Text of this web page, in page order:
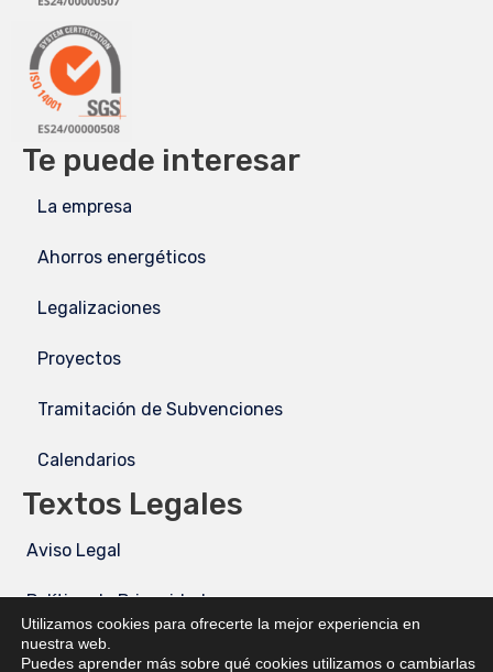
Te puede interesar
La empresa
Ahorros energéticos
Legalizaciones
Proyectos
Tramitación de Subvenciones
Calendarios
Textos Legales
Aviso Legal
Política de Privacidad
Política de Cookies
Utilizamos cookies para ofrecerte la mejor experiencia en
nuestra web.
Puedes aprender más sobre qué cookies utilizamos o cambiarlas